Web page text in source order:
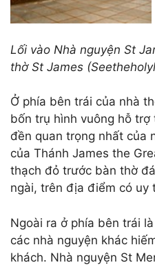
Lối vào Nhà nguyện St
thờ St James
Ở phía bên trái của nhà
bốn trụ hình vuông hỗ
đền quan trọng nhất của
của Thánh James the
thạch đỏ trước bàn thờ
ngài, trên địa điểm có uy
Ngoài ra ở phía bên trái
các nhà nguyện khác
khách. Nhà nguyện St